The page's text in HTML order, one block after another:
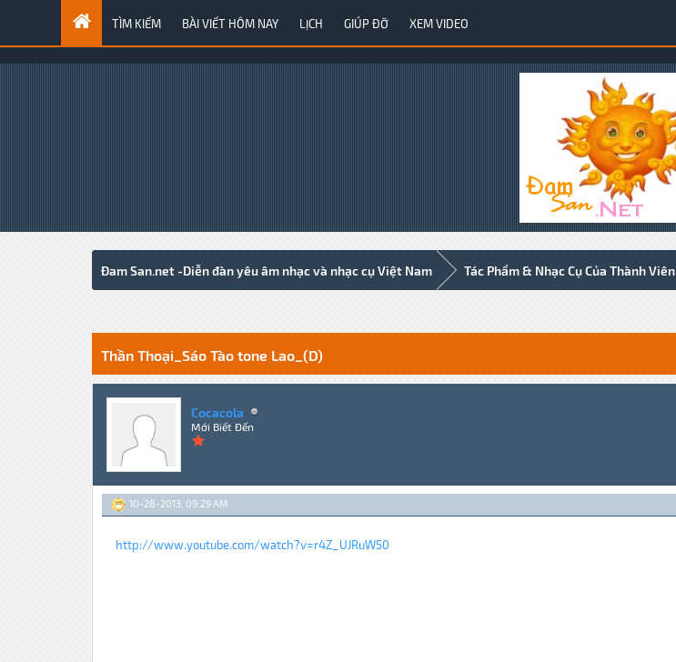
TÌM KIẾM BÀI VIẾT HÔM NAY LỊCH GIÚP ĐỠ XEM VIDEO
Đam San.net -Diễn đàn yêu âm nhạc và nhạc cụ Việt Nam Tác Phẩm & Nhạc Cụ Của Thành Viên
0 Votes - 0 Average
1
2
3
4
5
Thần Thoại_Sáo Tào tone Lao_(D)
Cocacola
Mới Biết Đến
10-28-2013, 09:29 AM
http://www.youtube.com/watch?v=r4Z_UJRuW50